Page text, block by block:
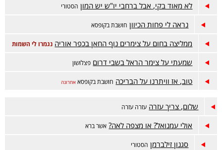
לא מאוד בקי, אבל ברחבי יו"ש יש המון הסטורי
נראה לי פחות הכיוון חושבת בקופסא
ממליצה בחום על צימרים נוף החאן בכפר אוריה נגמרו לי השמות
שמעתי על צימר הראל בשבי דרום פצלושון
טוב, אז וויתרנו על הבריכה חושבת בקופסא אחרונה
שלום, צריך עזרה עזרה עזרה
אולי עמנואל? או מצפה לאה? אשר ברא
סגנון זילברמן הסטורי